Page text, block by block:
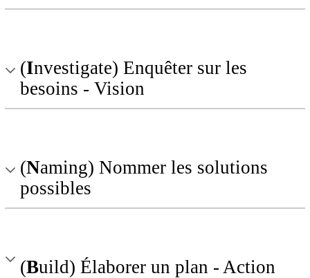
(Investigate) Enquêter sur les
besoins - Vision
(Naming) Nommer les solutions
possibles
(Build) Élaborer un plan - Action